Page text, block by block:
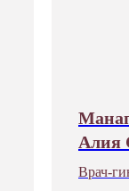
Алия
Врач-